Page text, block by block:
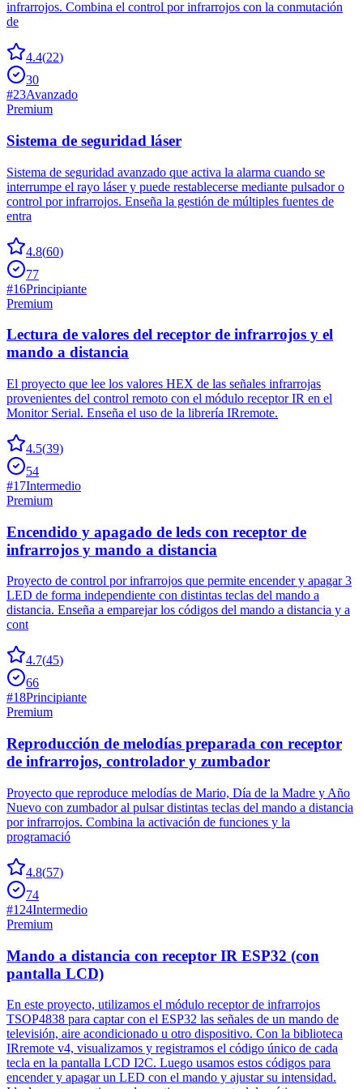
infrarrojos. Combina el control por infrarrojos con la conmutación
de
4.4(22)
30
#23Avanzado
Premium
Sistema de seguridad láser
Sistema de seguridad avanzado que activa la alarma cuando se
interrumpe el rayo láser y puede restablecerse mediante pulsador o
control por infrarrojos. Enseña la gestión de múltiples fuentes de
entra
4.8(60)
77
#16Principiante
Premium
Lectura de valores del receptor de infrarrojos y el
mando a distancia
El proyecto que lee los valores HEX de las señales infrarrojas
provenientes del control remoto con el módulo receptor IR en el
Monitor Serial. Enseña el uso de la librería IRremote.
4.5(39)
54
#17Intermedio
Premium
Encendido y apagado de leds con receptor de
infrarrojos y mando a distancia
Proyecto de control por infrarrojos que permite encender y apagar 3
LED de forma independiente con distintas teclas del mando a
distancia. Enseña a emparejar los códigos del mando a distancia y a
cont
4.7(45)
66
#18Principiante
Premium
Reproducción de melodías preparada con receptor
de infrarrojos, controlador y zumbador
Proyecto que reproduce melodías de Mario, Día de la Madre y Año
Nuevo con zumbador al pulsar distintas teclas del mando a distancia
por infrarrojos. Combina la activación de funciones y la
programació
4.8(57)
74
#124Intermedio
Premium
Mando a distancia con receptor IR ESP32 (con
pantalla LCD)
En este proyecto, utilizamos el módulo receptor de infrarrojos
TSOP4838 para captar con el ESP32 las señales de un mando de
televisión, aire acondicionado u otro dispositivo. Con la biblioteca
IRremote v4, visualizamos y registramos el código único de cada
tecla en la pantalla LCD I2C. Luego usamos estos códigos para
encender y apagar un LED con el mando y ajustar su intensidad.